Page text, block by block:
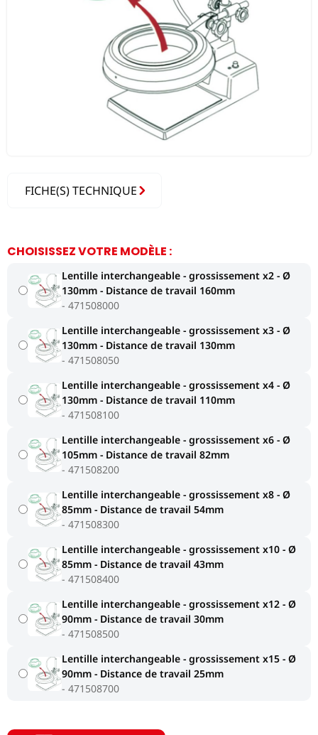
FICHE(S) TECHNIQUE
CHOISISSEZ VOTRE MODÈLE :
Lentille interchangeable - grossissement x2 - Ø
130mm - Distance de travail 160mm
471508000
Lentille interchangeable - grossissement x3 - Ø
130mm - Distance de travail 130mm
471508050
Lentille interchangeable - grossissement x4 - Ø
130mm - Distance de travail 110mm
471508100
Lentille interchangeable - grossissement x6 - Ø
105mm - Distance de travail 82mm
471508200
Lentille interchangeable - grossissement x8 - Ø
85mm - Distance de travail 54mm
471508300
Lentille interchangeable - grossissement x10 - Ø
85mm - Distance de travail 43mm
471508400
Lentille interchangeable - grossissement x12 - Ø
90mm - Distance de travail 30mm
471508500
Lentille interchangeable - grossissement x15 - Ø
90mm - Distance de travail 25mm
471508700